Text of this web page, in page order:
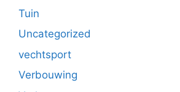
Tuin
Uncategorized
vechtsport
Verbouwing